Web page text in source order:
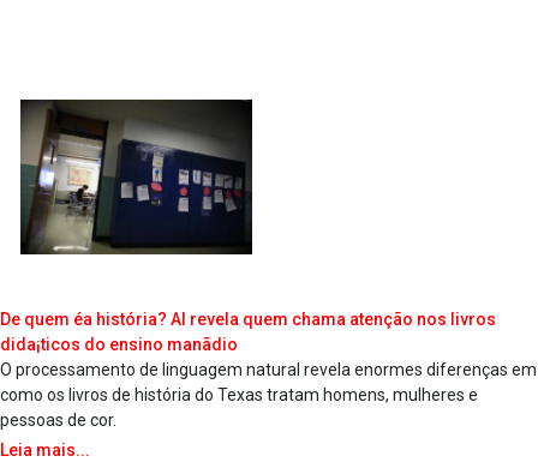
De quem éa história? AI revela quem chama atenção nos livros
dida¡ticos do ensino manãdio
O processamento de linguagem natural revela enormes diferenças em
como os livros de história do Texas tratam homens, mulheres e
pessoas de cor.
Leia mais...